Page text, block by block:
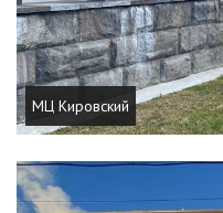
МЦ Кировский